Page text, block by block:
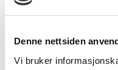
Denne nettsiden
Vi bruker
de snart reise